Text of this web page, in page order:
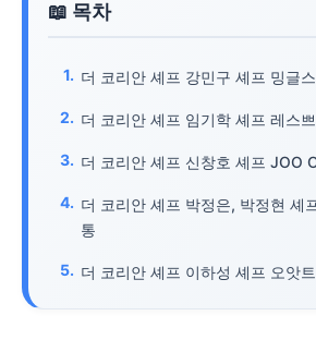
더 코리안 셰프 강민구 셰프 밍글
더 코리안 셰프 임기학 셰프 레스
더 코리안 셰프 신창호 셰프 JOO
더 코리안 셰프 박정은, 박정현 셰
통
더 코리안 셰프 이하성 셰프 오앗트